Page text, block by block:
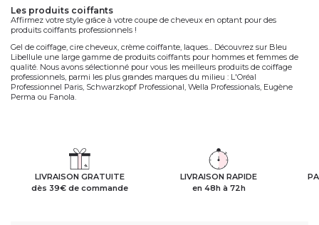
les produits coiffants
Affirmez votre style grâce à votre coupe de cheveux en optant pour des
produits coiffants professionnels !
Gel de coiffage, cire cheveux, crème coiffante, laques... Découvrez sur Bleu
Libellule une large gamme de produits coiffants pour hommes et femmes de
qualité. Nous avons sélectionné pour vous les meilleurs produits de coiffage
professionnels, parmi les plus grandes marques du milieu : L'Oréal
Professionnel Paris, Schwarzkopf Professional, Wella Professionals, Eugène
Perma ou Fanola.
LIVRAISON GRATUITE
dès 39€ de commande
LIVRAISON RAPIDE
en 48h à 72h